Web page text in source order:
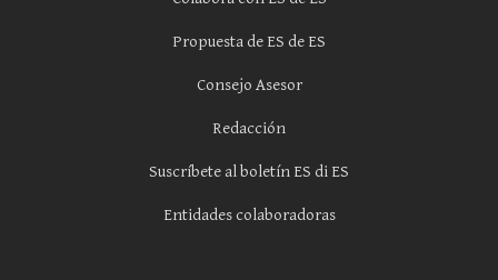
Propuesta de ES de ES
Consejo Asesor
Redacción
Suscríbete al boletín ES di ES
Entidades colaboradoras